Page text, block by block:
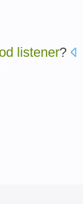
listener?